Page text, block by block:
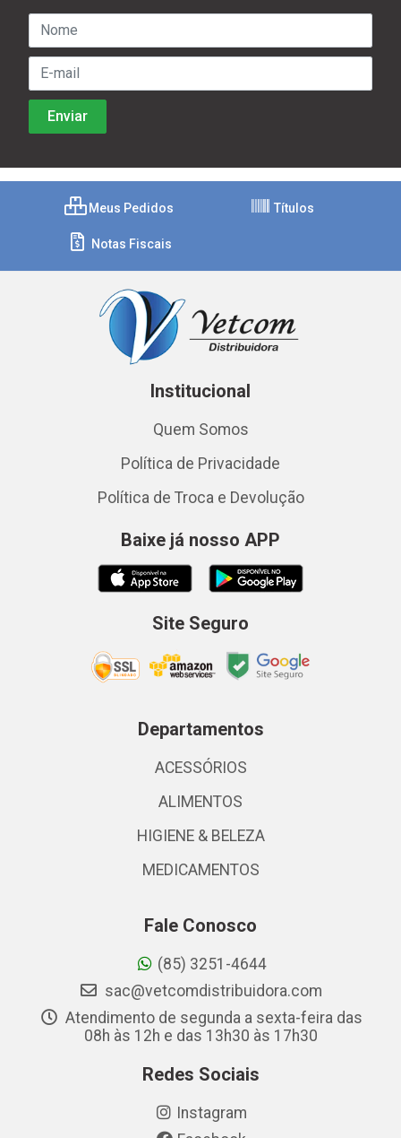
Meus Pedidos Títulos
Notas Fiscais
Institucional
Quem Somos
Política de Privacidade
Política de Troca e Devolução
Baixe já nosso APP
Site Seguro
Departamentos
ACESSÓRIOS
ALIMENTOS
HIGIENE & BELEZA
MEDICAMENTOS
Fale Conosco
(85) 3251-4644
sac@vetcomdistribuidora.com
Atendimento de segunda a sexta-feira das
08h às 12h e das 13h30 às 17h30
Redes Sociais
Instagram